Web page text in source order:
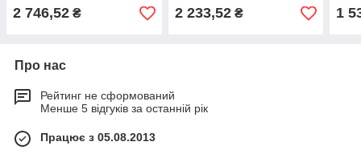
2 746,52 ₴ 2 233,52₴ 1
Про нас
Рейтинг не сформований
Менше 5 відгуків за останній рік
Працює з 05.08.2013